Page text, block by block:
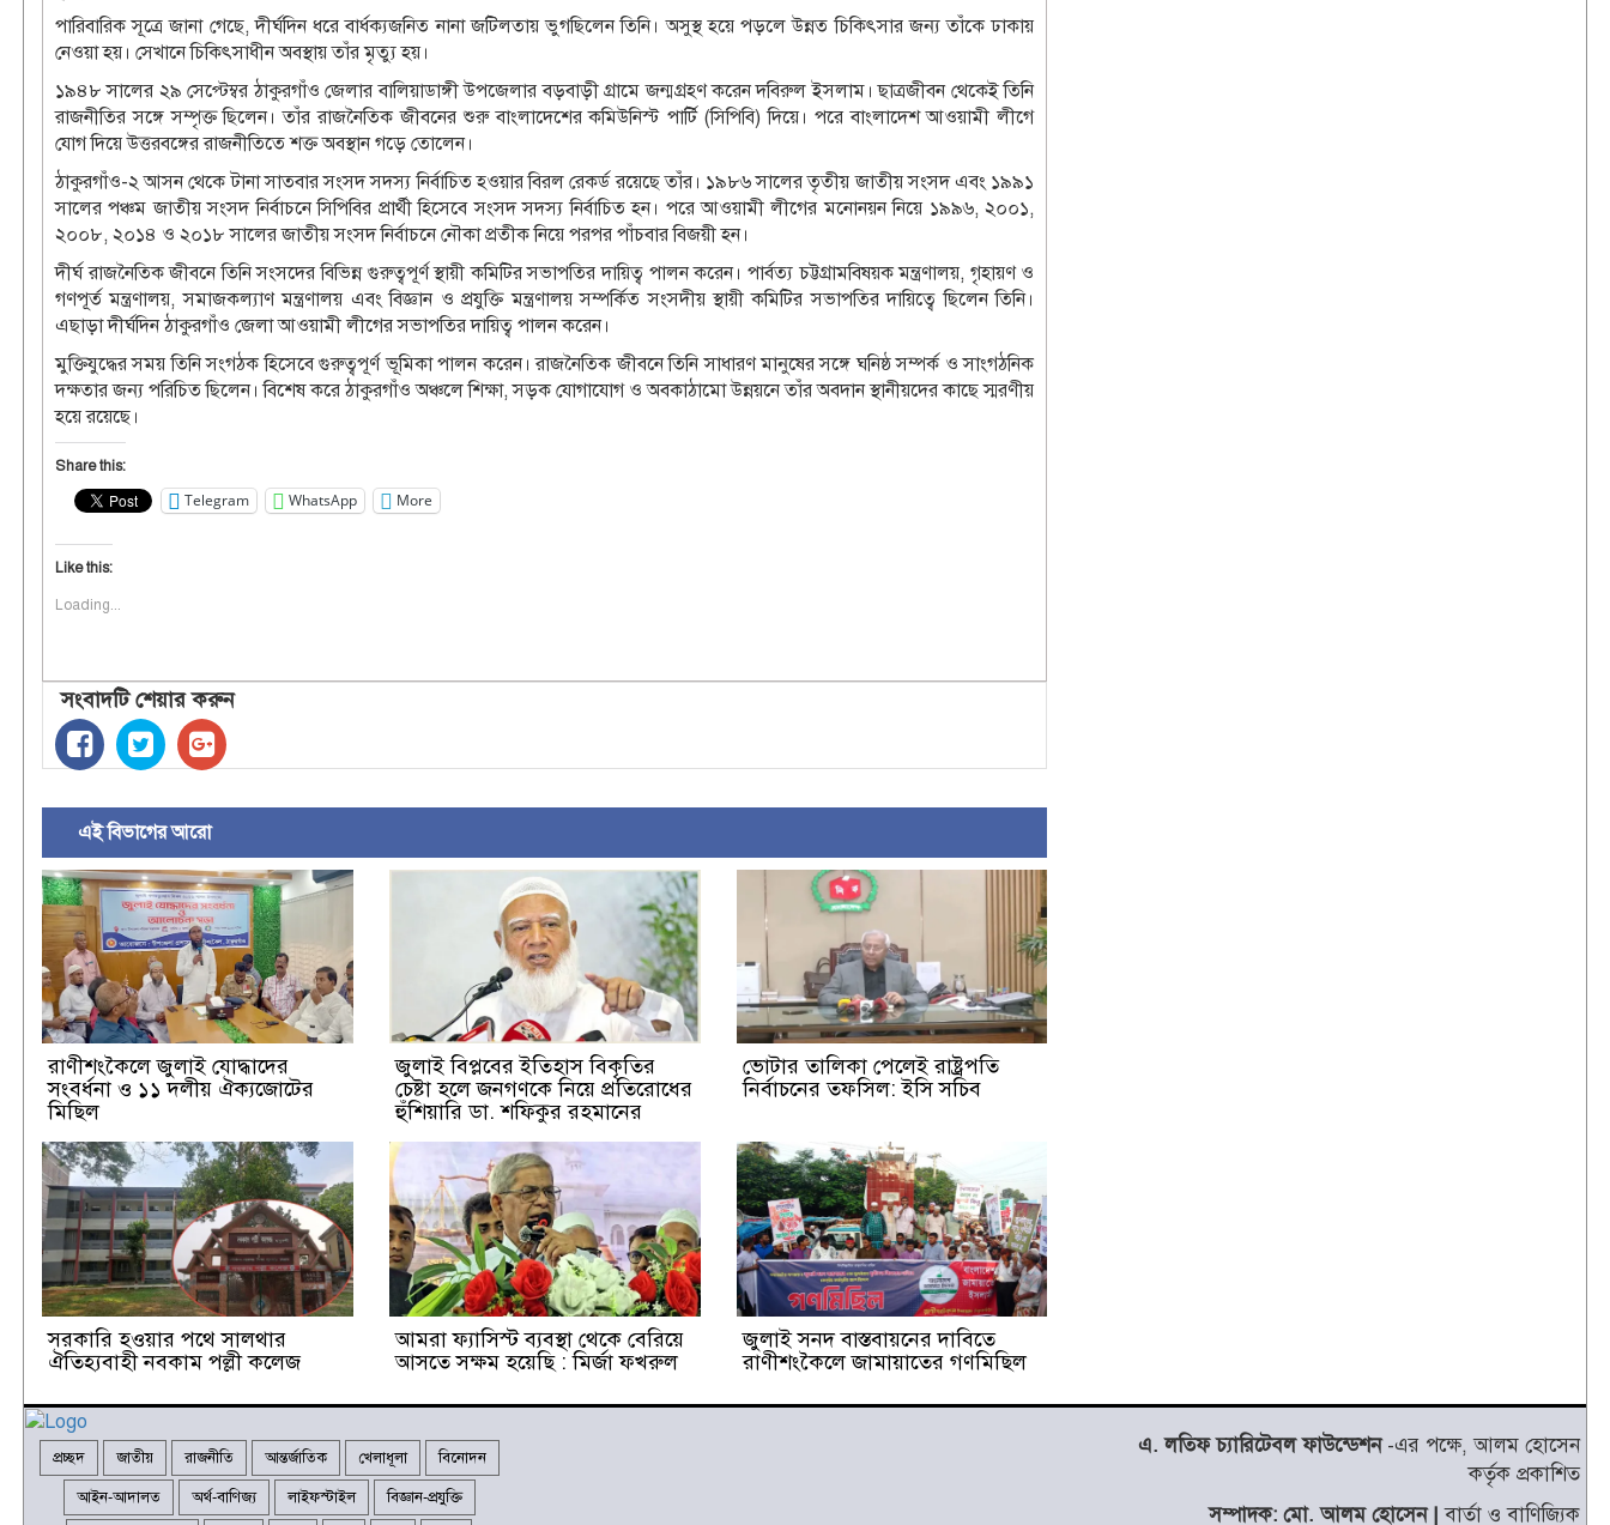
পারিবারিক সূত্রে জানা গেছে, দীর্ঘদিন ধরে বার্ধক্যজনিত নানা জটিলতায় ভুগছিলেন তিনি। অসুস্থ হয়ে পড়লে উন্নত চিকিৎসার জন্য তাঁকে ঢাকায়
নেওয়া হয়। সেখানে চিকিৎসাধীন অবস্থায় তাঁর মৃত্যু হয়।
১৯৪৮ সালের ২৯ সেপ্টেম্বর ঠাকুরগাঁও জেলার বালিয়াডাঙ্গী উপজেলার বড়বাড়ী গ্রামে জন্মগ্রহণ করেন দবিরুল ইসলাম। ছাত্রজীবন থেকেই তিনি
রাজনীতির সঙ্গে সম্পৃক্ত ছিলেন। তাঁর রাজনৈতিক জীবনের শুরু বাংলাদেশের কমিউনিস্ট পার্টি (সিপিবি) দিয়ে। পরে বাংলাদেশ আওয়ামী লীগে
যোগ দিয়ে উত্তরবঙ্গের রাজনীতিতে শক্ত অবস্থান গড়ে তোলেন।
ঠাকুরগাঁও-২ আসন থেকে টানা সাতবার সংসদ সদস্য নির্বাচিত হওয়ার বিরল রেকর্ড রয়েছে তাঁর। ১৯৮৬ সালের তৃতীয় জাতীয় সংসদ এবং ১৯৯১
সালের পঞ্চম জাতীয় সংসদ নির্বাচনে সিপিবির প্রার্থী হিসেবে সংসদ সদস্য নির্বাচিত হন। পরে আওয়ামী লীগের মনোনয়ন নিয়ে ১৯৯৬, ২০০১,
২০০৮, ২০১৪ ও ২০১৮ সালের জাতীয় সংসদ নির্বাচনে নৌকা প্রতীক নিয়ে পরপর পাঁচবার বিজয়ী হন।
দীর্ঘ রাজনৈতিক জীবনে তিনি সংসদের বিভিন্ন গুরুত্বপূর্ণ স্থায়ী কমিটির সভাপতির দায়িত্ব পালন করেন। পার্বত্য চট্টগ্রামবিষয়ক মন্ত্রণালয়, গৃহায়ণ ও
গণপূর্ত মন্ত্রণালয়, সমাজকল্যাণ মন্ত্রণালয় এবং বিজ্ঞান ও প্রযুক্তি মন্ত্রণালয় সম্পর্কিত সংসদীয় স্থায়ী কমিটির সভাপতির দায়িত্বে ছিলেন তিনি।
এছাড়া দীর্ঘদিন ঠাকুরগাঁও জেলা আওয়ামী লীগের সভাপতির দায়িত্ব পালন করেন।
মুক্তিযুদ্ধের সময় তিনি সংগঠক হিসেবে গুরুত্বপূর্ণ ভূমিকা পালন করেন। রাজনৈতিক জীবনে তিনি সাধারণ মানুষের সঙ্গে ঘনিষ্ঠ সম্পর্ক ও সাংগঠনিক
দক্ষতার জন্য পরিচিত ছিলেন। বিশেষ করে ঠাকুরগাঁও অঞ্চলে শিক্ষা, সড়ক যোগাযোগ ও অবকাঠামো উন্নয়নে তাঁর অবদান স্থানীয়দের কাছে স্মরণীয়
হয়ে রয়েছে।
Share this:
Telegram WhatsApp More
Like this:
Loading...
সংবাদটি শেয়ার করুন
এই বিভাগের আরো
রাণীশংকৈলে জুলাই যোদ্ধাদের
সংবর্ধনা ও ১১ দলীয় ঐক্যজোটের
মিছিল
জুলাই বিপ্লবের ইতিহাস বিকৃতির
চেষ্টা হলে জনগণকে নিয়ে প্রতিরোধের
হুঁশিয়ারি ডা. শফিকুর রহমানের
ভোটার তালিকা পেলেই রাষ্ট্রপতি
নির্বাচনের তফসিল: ইসি সচিব
সরকারি হওয়ার পথে সালথার
ঐতিহ্যবাহী নবকাম পল্লী কলেজ
আমরা ফ্যাসিস্ট ব্যবস্থা থেকে বেরিয়ে
আসতে সক্ষম হয়েছি : মির্জা ফখরুল
জুলাই সনদ বাস্তবায়নের দাবিতে
রাণীশংকৈলে জামায়াতের গণমিছিল
প্রচ্ছদ জাতীয় রাজনীতি আন্তর্জাতিক খেলাধূলা বিনোদন
আইন-আদালত অর্থ-বাণিজ্য লাইফস্টাইল বিজ্ঞান-প্রযুক্তি
এ. লতিফ চ্যারিটেবল ফাউন্ডেশন-এর পক্ষে, আলম হোসেন
কর্তৃক প্রকাশিত
সম্পাদক: মো. আলম হোসেন |বার্তা ও বাণিজ্যিক